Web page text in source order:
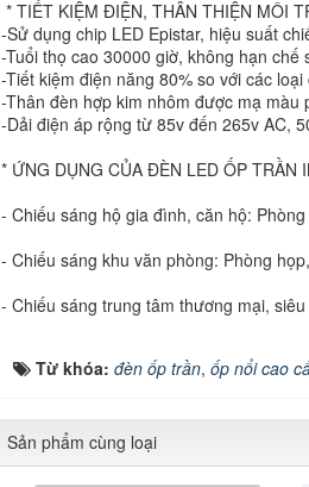
* TIẾT KIỆM ĐIỆN, THÂN THIỆN MÔI
-Sử dụng chip LED Epistar, hiệu suất
-Tuổi thọ cao 30000 giờ, không hạn chế
-Tiết kiệm điện năng 80% so với các
-Thân đèn hợp kim nhôm được mạ màu
-Dải điện áp rộng từ 85v đến 265v AC,
* ỨNG DỤNG CỦA ĐÈN LED ỐP TRẦN
- Chiếu sáng hộ gia đình, căn hộ:
- Chiếu sáng khu văn phòng: Phòng
- Chiếu sáng trung tâm thương mại,
Từ khóa: đèn ốp trần, ốp nổi cao
Sản phẩm cùng loại